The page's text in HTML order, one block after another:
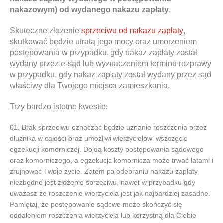
nakazowym) od wydanego nakazu zapłaty.
Skuteczne złożenie sprzeciwu od nakazu zapłaty,
skutkować będzie utratą jego mocy oraz umorzeniem
postępowania w przypadku, gdy nakaz zapłaty został
wydany przez e-sąd lub wyznaczeniem terminu rozprawy
w przypadku, gdy nakaz zapłaty został wydany przez sąd
właściwy dla Twojego miejsca zamieszkania.
Trzy bardzo istotne kwestie:
Brak sprzeciwu oznaczać będzie uznanie roszczenia przez
dłużnika w całości oraz umożliwi wierzycielowi wszczęcie
egzekucji komorniczej. Dojdą koszty postępowania sądowego
oraz komorniczego, a egzekucja komornicza może trwać latami i
zrujnować Twoje życie. Zatem po odebraniu nakazu zapłaty
niezbędne jest złożenie sprzeciwu, nawet w przypadku gdy
uważasz że roszczenie wierzyciela jest jak najbardziej zasadne.
Pamiętaj, że postępowanie sądowe może skończyć się
oddaleniem roszczenia wierzyciela lub korzystną dla Ciebie